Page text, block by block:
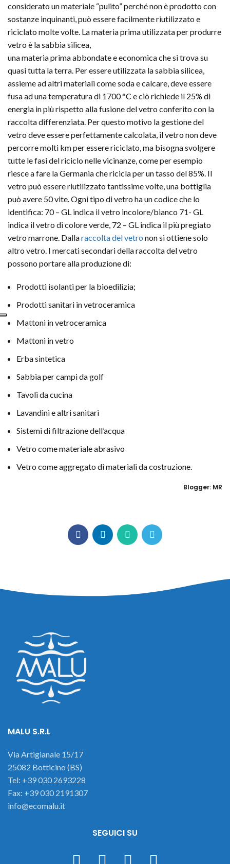
considerato un materiale “pulito” perché non è prodotto con
sostanze inquinanti, può essere facilmente riutilizzato e
riciclato molte volte. La materia prima utilizzata per produrre
vetro è la sabbia silicea,
una materia prima abbondate e economica che si trova su
quasi tutta la terra. Per essere utilizzata la sabbia silicea,
assieme ad altri materiali come soda e calcare, deve essere
fusa ad una temperatura di 1700 °C e ciò richiede il 25% di
energia in più rispetto alla fusione del vetro conferito con la
raccolta differenziata. Per questo motivo la gestione del
vetro deve essere perfettamente calcolata, il vetro non deve
percorre molti km per essere riciclato, ma bisogna svolgere
tutte le fasi del riciclo nelle vicinanze, come per esempio
riesce a fare la Germania che ricicla per un tasso del 85%. Il
vetro può essere riutilizzato tantissime volte, una bottiglia
può avere 50 vite. Ogni tipo di vetro ha un codice che lo
identifica: 70 – GL indica il vetro incolore/bianco 71- GL
indica il vetro di colore verde, 72 – GL indica il più pregiato
vetro marrone. Dallaraccolta del vetro non si ottiene solo
altro vetro. I mercati secondari della raccolta del vetro
possono portare alla produzione di:
Prodotti isolanti per la bioedilizia;
Prodotti sanitari in vetroceramica
Mattoni in vetroceramica
Mattoni in vetro
Erba sintetica
Sabbia per campi da golf
Tavoli da cucina
Lavandini e altri sanitari
Sistemi di filtrazione dell’acqua
Vetro come materiale abrasivo
Vetro come aggregato di materiali da costruzione.
Blogger: MR
MALU S.R.L
Via Artigianale 15/17
25082 Botticino (BS)
Tel: +39 030 2693228
Fax: +39 030 2191307
info@ecomalu.it
SEGUICI SU